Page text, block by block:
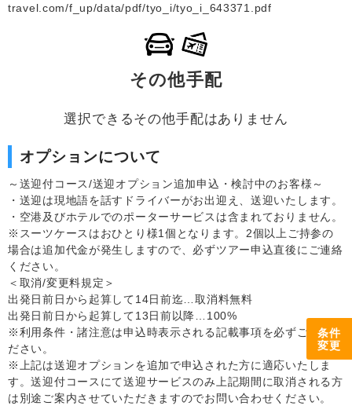
条件
変更
travel.com/f_up/data/pdf/tyo_i/tyo_i_643371.pdf
その他手配
選択できるその他手配はありません
オプションについて
～送迎付コース/送迎オプション追加申込・検討中のお客様～
・送迎は現地語を話すドライバーがお出迎え、送迎いたします。
・空港及びホテルでのポーターサービスは含まれておりません。
※スーツケースはおひとり様1個となります。2個以上ご持参の
場合は追加代金が発生しますので、必ずツアー申込直後にご連絡
ください。
＜取消/変更料規定＞
出発日前日から起算して14日前迄…取消料無料
出発日前日から起算して13日前以降…100%
※利用条件・諸注意は申込時表示される記載事項を必ずご確認く
ださい。
※上記は送迎オプションを追加で申込された方に適応いたしま
す。送迎付コースにて送迎サービスのみ上記期間に取消される方
は別途ご案内させていただきますのでお問い合わせください。